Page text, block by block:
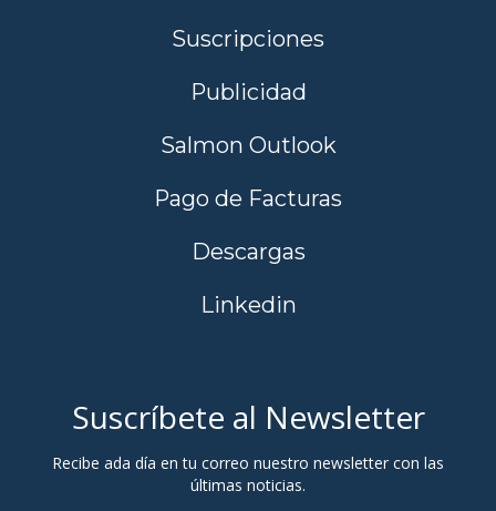
Suscripciones
Publicidad
Salmon Outlook
Pago de Facturas
Descargas
Linkedin
Suscríbete al Newsletter
Recibe ada día en tu correo nuestro newsletter con las
últimas noticias.